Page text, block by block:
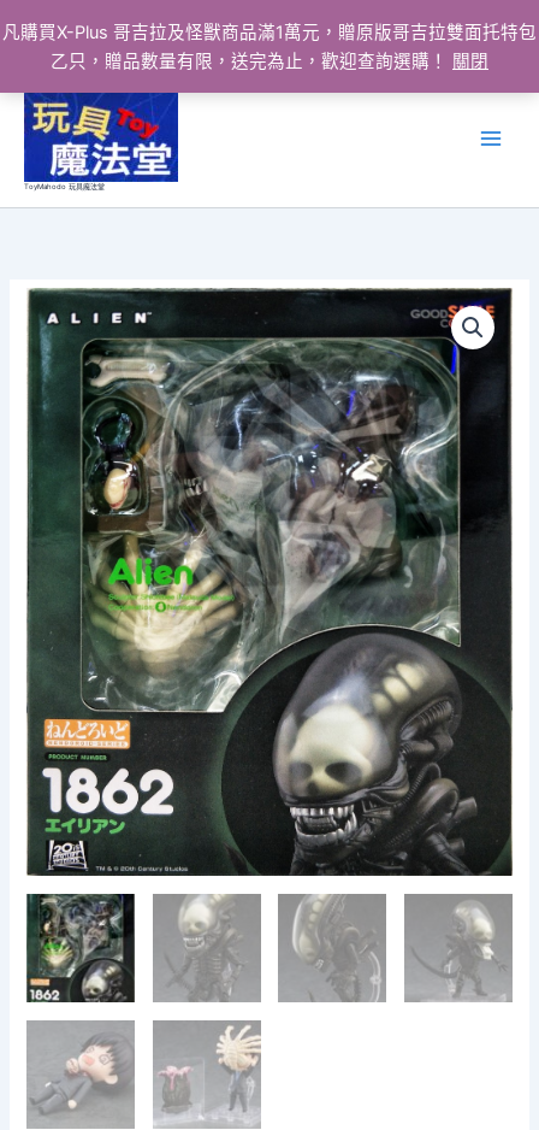
凡購買X-Plus 哥吉拉及怪獸商品滿1萬元，贈原版哥吉拉雙面托特包
乙只，贈品數量有限，送完為止，歡迎查詢選購！
關閉
ToyMahodo 玩具魔法堂